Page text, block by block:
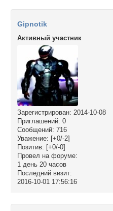
Gipnotik
Активный участник
Зарегистрирован: 2014-10-08
Приглашений: 0
Сообщений: 716
Уважение: [+0/-2]
Позитив: [+0/-0]
Провел на форуме:
1 день 20 часов
Последний визит:
2016-10-01 17:56:16